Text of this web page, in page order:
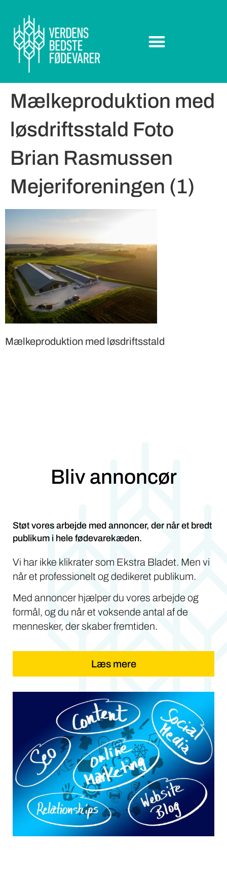
Mælkeproduktion med
løsdriftsstald Foto
Brian Rasmussen
Mejeriforeningen (1)
Mælkeproduktion med løsdriftsstald
Bliv annoncør
Støt vores arbejde med annoncer, der når et bredt
publikum i hele fødevarekæden.
Vi har ikke klikrater som Ekstra Bladet. Men vi
når et professionelt og dedikeret publikum.
Med annoncer hjælper du vores arbejde og
formål, og du når et voksende antal af de
mennesker, der skaber fremtiden.
Læs mere